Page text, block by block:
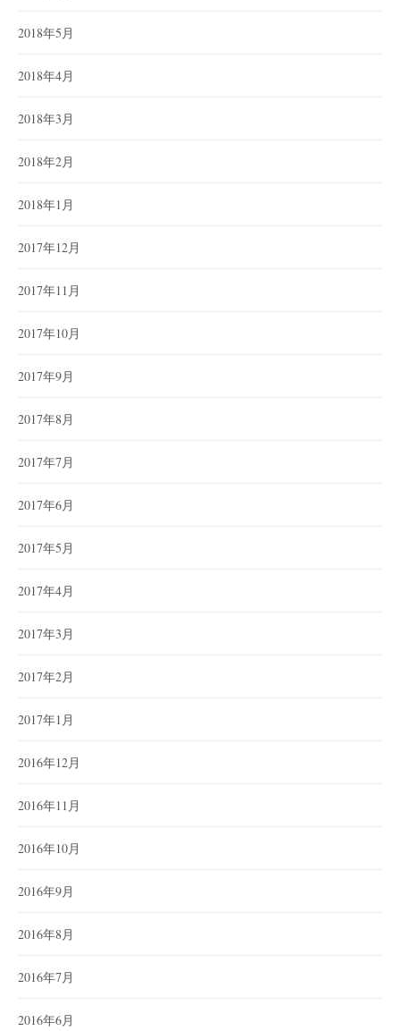
2018年5月
2018年4月
2018年3月
2018年2月
2018年1月
2017年12月
2017年11月
2017年10月
2017年9月
2017年8月
2017年7月
2017年6月
2017年5月
2017年4月
2017年3月
2017年2月
2017年1月
2016年12月
2016年11月
2016年10月
2016年9月
2016年8月
2016年7月
2016年6月